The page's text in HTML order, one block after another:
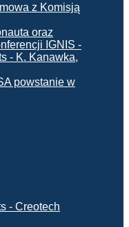
z Komisją
powstanie w